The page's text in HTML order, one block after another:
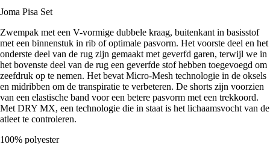
Joma Pisa Set
Zwempak met een V-vormige dubbele kraag, buitenkant in basisstof
met een binnenstuk in rib of optimale pasvorm. Het voorste deel en het
onderste deel van de rug zijn gemaakt met geverfd garen, terwijl we in
het bovenste deel van de rug een geverfde stof hebben toegevoegd om
zeefdruk op te nemen. Het bevat Micro-Mesh technologie in de oksels
en midribben om de transpiratie te verbeteren. De shorts zijn voorzien
van een elastische band voor een betere pasvorm met een trekkoord.
Met DRY MX, een technologie die in staat is het lichaamsvocht van de
atleet te controleren.
100% polyester